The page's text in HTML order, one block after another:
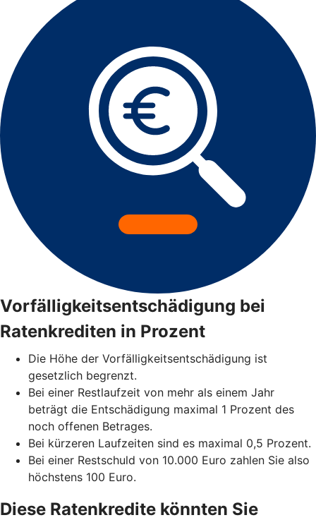
Vorfälligkeitsentschädigung bei
Ratenkrediten in Prozent
Die Höhe der Vorfälligkeitsentschädigung ist
gesetzlich begrenzt.
Bei einer Restlaufzeit von mehr als einem Jahr
beträgt die Entschädigung maximal 1 Prozent des
noch offenen Betrages.
Bei kürzeren Laufzeiten sind es maximal 0,5 Prozent.
Bei einer Restschuld von 10.000 Euro zahlen Sie also
höchstens 100 Euro.
Diese Ratenkredite könnten Sie